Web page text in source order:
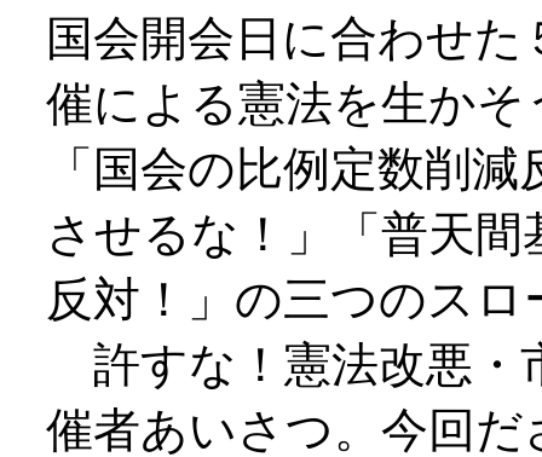
国会開会日に合わせ
催による憲法を生かそ
「国会の比例定数削
させるな！」「普天
反対！」の三つのス
許すな！憲法改悪・
催者あいさつ。今回